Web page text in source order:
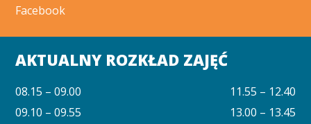
Facebook
AKTUALNY ROZKŁAD ZAJĘĆ
08.15 – 09.00
09.10 – 09.55
11.55 – 12.40
13.00 – 13.45